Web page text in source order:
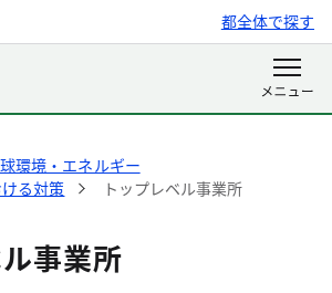
都全体で探す
環境・エネルギー
る対策
トップレベル事業所
事業所